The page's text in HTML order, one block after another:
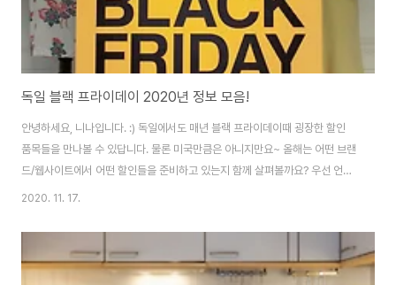
독일 블랙 프라이데이 2020년 정보 모음!
안녕하세요, 니나입니다. :) 독일에서도 매년 블랙 프라이데이때 굉장한 할인
품목들을 만나볼 수 있답니다. 물론 미국만큼은 아니지만요~ 올해는 어떤 브랜
드/웹사이트에서 어떤 할인들을 준비하고 있는지 함께 살펴볼까요? 우선 언제
부터 세일이 시작하는지 스케줄부터 확인해주세욥! 가장 중요하죠 :D [블랙 프
를 슬슬 올려주는 행사들이 조금씩 시작해요! 지금이 그 기간입니다~ 23. bis
26. November 2020: Black-Friday-Woche / 블랙프라이데이 주간 11
월 23~26 27. November 2020: Black Friday / 블랙프라이데이 당일
2020. 11. 17.